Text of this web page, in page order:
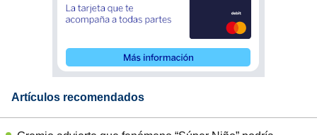
Artículos recomendados